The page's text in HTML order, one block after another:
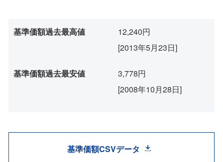
基準価額過去最高値
12,240円
[2013年5月23日]
基準価額過去最安値
3,778円
[2008年10月28日]
基準価額CSVデータ